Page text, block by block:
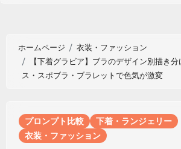
ホームページ
衣装・ファッション
【下着グラビア】ブラのデザイン別描き
ス・スポブラ・ブラレットで色気が激変
プロンプト比較
下着・ランジェリー
衣装・ファッション